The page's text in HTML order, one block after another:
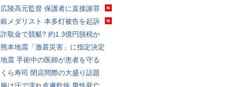
広陵高元監督 保護者に直接謝罪
銀メダリスト 本多灯被告を起訴
詐取金で競艇? 約1.3億円脱税か
熊本地震「激甚災害」に指定決定
地震 手術中の医師が患者を守る
くら寿司 閉店間際の大盛り話題